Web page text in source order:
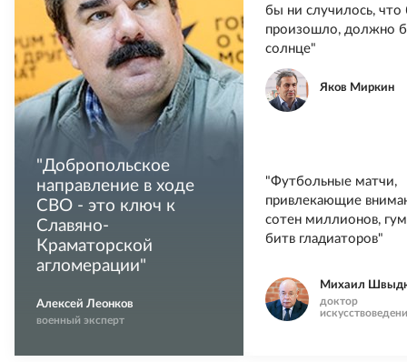
"Добропольское
направление в ходе
СВО - это ключ к
Славяно-
Краматорской
агломерации"
Алексей Леонков
военный эксперт
бы ни случилось, что
произошло, должно
солнце"
Яков Миркин
"Футбольные матчи,
привлекающие
сотен миллионов,
битв гладиаторов"
Михаил
доктор